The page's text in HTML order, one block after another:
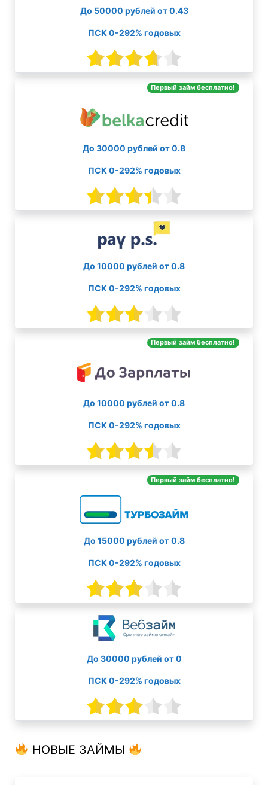
До 50000 рублей от 0.43
ПСК 0-292% годовых
Первый займ бесплатно!
До 30000 рублей от 0.8
ПСК 0-292% годовых
До 10000 рублей от 0.8
ПСК 0-292% годовых
Первый займ бесплатно!
До 10000 рублей от 0.8
ПСК 0-292% годовых
Первый займ бесплатно!
До 15000 рублей от 0.8
ПСК 0-292% годовых
До 30000 рублей от 0
ПСК 0-292% годовых
НОВЫЕ ЗАЙМЫ